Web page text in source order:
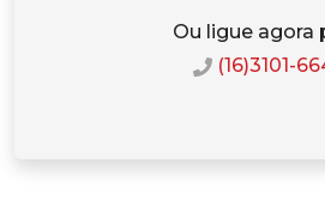
Ou ligue agora
(16)3101-